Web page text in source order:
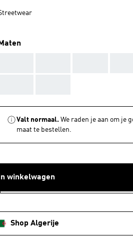
Maten
Valt normaal. We raden je aan om je
maat te bestellen.
In winkelwagen
Shop Algerije